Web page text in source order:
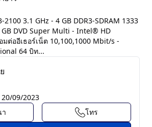
3.1 GHz - 4 GB DDR3-SDRAM 1333
GB DVD Super Multi - Intel® HD
มต่ออีเธอร์เน็ต 10,100,1000 Mbit/s -
64 บิท...
20/09/2023
โทร